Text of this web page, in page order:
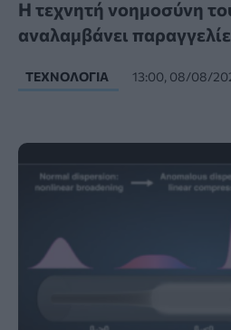
Η τεχνητή νοημοσύνη
αναλαμβάνει
ΤΕΧΝΟΛΟΓΊΑ 13:00, 08/08/